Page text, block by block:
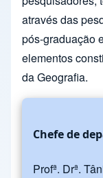
através das
pós-graduação
elementos
da Geografia.
Chefe de
Profª. Drª.